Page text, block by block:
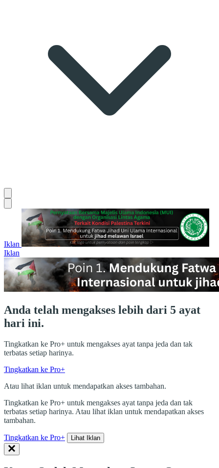
Iklan
Iklan
Anda telah mengakses lebih dari 5 ayat
hari ini.
Tingkatkan ke Pro+ untuk mengakses ayat tanpa jeda dan tak
terbatas setiap harinya.
Tingkatkan ke Pro+
Atau lihat iklan untuk mendapatkan akses tambahan.
Tingkatkan ke Pro+ untuk mengakses ayat tanpa jeda dan tak
terbatas setiap harinya. Atau lihat iklan untuk mendapatkan akses
tambahan.
Tingkatkan ke Pro+ Lihat Iklan